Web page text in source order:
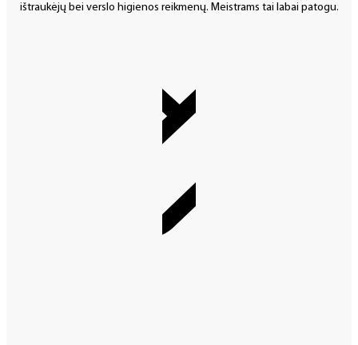
ištraukėjų bei verslo higienos reikmenų. Meistrams tai labai patogu.